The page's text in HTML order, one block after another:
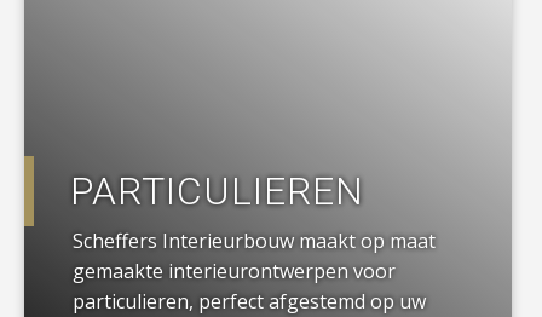
PARTICULIEREN
Scheffers Interieurbouw maakt op maat
gemaakte interieurontwerpen voor
particulieren, perfect afgestemd op uw